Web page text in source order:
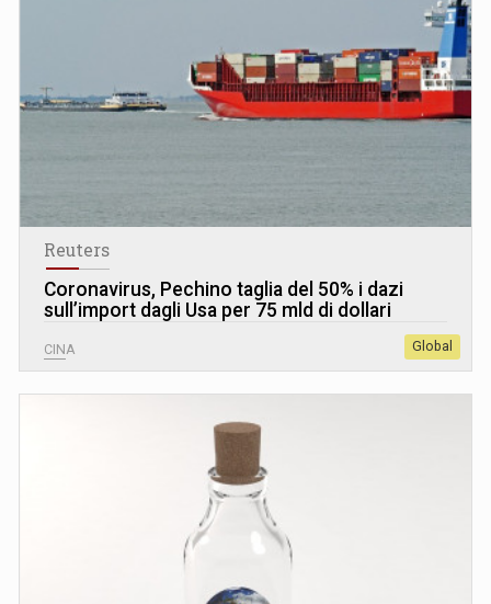
Reuters
Coronavirus, Pechino taglia del 50% i dazi
sull’import dagli Usa per 75 mld di dollari
CINA Global